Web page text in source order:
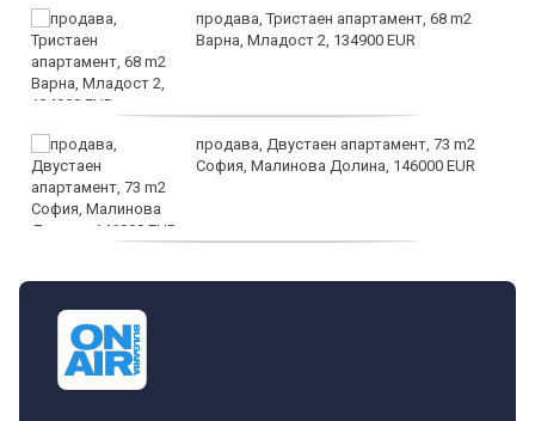
продава, Тристаен апартамент, 68 m2
Варна, Младост 2, 134900 EUR
продава, Двустаен апартамент, 73 m2
София, Малинова Долина, 146000 EUR